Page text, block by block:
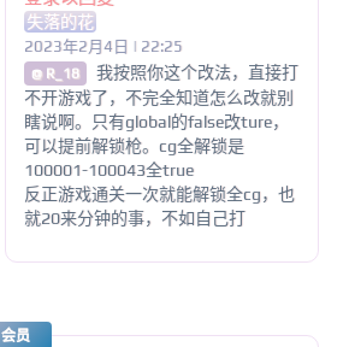
失落的花
2023年2月4日 | 22:25
@ R_18
我按照你这个改法，直接打
不开游戏了，不完全知道怎么改就别
瞎说啊。只有global的false改ture，
可以提前解锁枪。cg全解锁是
100001-100043全true
反正游戏通关一次就能解锁全cg，也
就20来分钟的事，不如自己打
会员